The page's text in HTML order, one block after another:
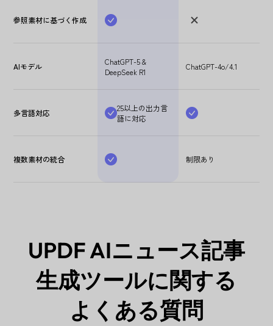
参照素材に基づく作成
AIモデル
ChatGPT-5 &
DeepSeek R1
ChatGPT-4o/4.1
多言語対応
25以上の出力言
語に対応
複数素材の統合 制限あり
UPDF AIニュース記事
生成ツールに関する
よくある質問